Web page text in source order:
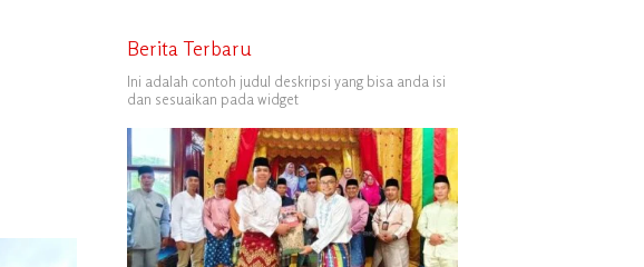
Berita Terbaru
Ini adalah contoh judul deskripsi yang bisa anda isi
dan sesuaikan pada widget